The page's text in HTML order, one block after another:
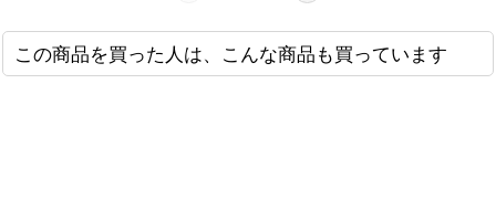
この商品を買った人は、こんな商品も買っています